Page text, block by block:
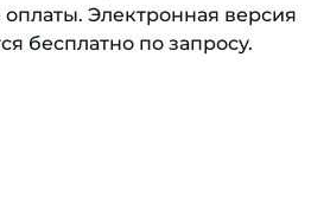
оплаты. Электронная версия
бесплатно по запросу.